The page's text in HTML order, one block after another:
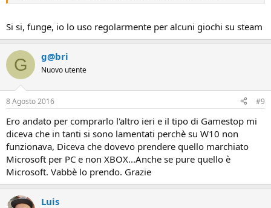
Si si, funge, io lo uso regolarmente per alcuni giochi su steam
G g@bri
Nuovo utente
8 Agosto 2016 #9
Ero andato per comprarlo l'altro ieri e il tipo di Gamestop mi
diceva che in tanti si sono lamentati perchè su W10 non
funzionava, Diceva che dovevo prendere quello marchiato
Microsoft per PC e non XBOX...Anche se pure quello è
Microsoft. Vabbè lo prendo. Grazie
Luis